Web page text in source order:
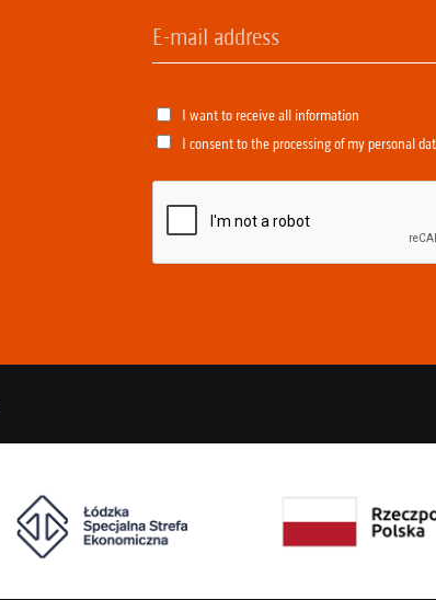
I want to receive all information
I consent to the processing of my personal